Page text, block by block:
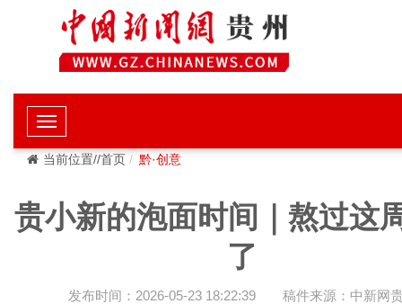
当前位置//首页 黔·创意
贵小新的泡面时间｜熬过这
了
发布时间：2026-05-23 18:22:39 稿件来源：中新网